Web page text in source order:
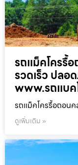
รถแม็คโครรื้
รวดเร็ว ปลอ
www.รถแบ
รถแม็คโครรื้อถอน
ดูเพิ่มเติม »